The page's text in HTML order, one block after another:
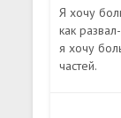
Я хочу
как
я хочу
частей.